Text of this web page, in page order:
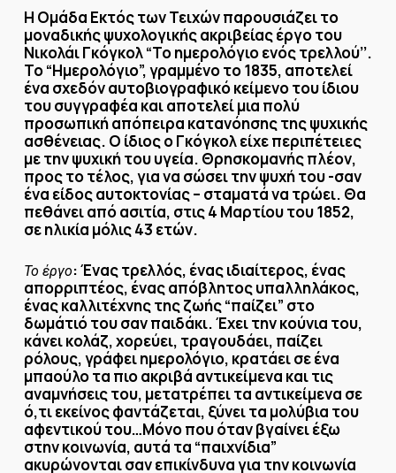
Η Ομάδα Εκτός των Τειχώνπαρουσιάζει το
μοναδικής ψυχολογικής ακριβείας έργο του
Νικολάι Γκόγκολ “Το ημερολόγιο ενός τρελλού’’.
Το “Ημερολόγιο”, γραμμένο το 1835, αποτελεί
ένα σχεδόν αυτοβιογραφικό κείμενο του ίδιου
του συγγραφέα και αποτελεί μια πολύ
προσωπική απόπειρα κατανόησης της ψυχικής
ασθένειας. Ο ίδιος ο Γκόγκολ είχε περιπέτειες
με την ψυχική του υγεία. Θρησκομανής πλέον,
προς το τέλος, για να σώσει την ψυχή του -σαν
ένα είδος αυτοκτονίας – σταματά να τρώει. Θα
πεθάνει από ασιτία, στις 4 Μαρτίου του 1852,
σε ηλικία μόλις 43 ετών.
Το έργο: Ένας τρελλός, ένας ιδιαίτερος, ένας
απορριπτέος, ένας απόβλητος υπαλληλάκος,
ένας καλλιτέχνης της ζωής “παίζει” στο
δωμάτιό του σαν παιδάκι. Έχει την κούνια του,
κάνει κολάζ, χορεύει, τραγουδάει, παίζει
ρόλους, γράφει ημερολόγιο, κρατάει σε ένα
μπαούλο τα πιο ακριβά αντικείμενα και τις
αναμνήσεις του, μετατρέπει τα αντικείμενα σε
ό,τι εκείνος φαντάζεται, ξύνει τα μολύβια του
αφεντικού του…Μόνο που όταν βγαίνει έξω
στην κοινωνία, αυτά τα “παιχνίδια”
ακυρώνονται σαν επικίνδυνα για την κοινωνία